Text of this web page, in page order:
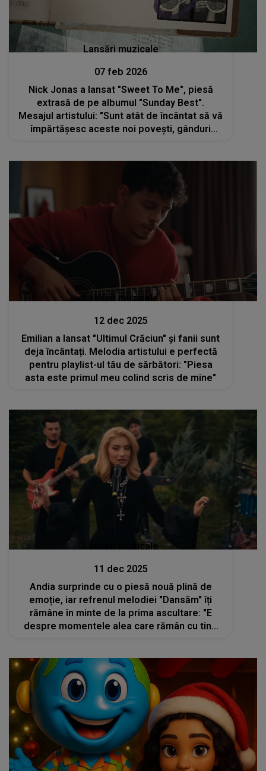
Lansări muzicale
07 feb 2026
Nick Jonas a lansat "Sweet To Me", piesă
extrasă de pe albumul "Sunday Best".
Mesajul artistului: "Sunt atât de încântat să vă
împărtășesc aceste noi povești, gânduri
Lansări muzicale
12 dec 2025
Emilian a lansat "Ultimul Crăciun" și fanii sunt
deja încântați. Melodia artistului e perfectă
pentru playlist-ul tău de sărbători: "Piesa
asta este primul meu colind scris de mine"
Lansări muzicale
11 dec 2025
Andia surprinde cu o piesă nouă plină de
emoție, iar refrenul melodiei "Dansăm" îți
rămâne în minte de la prima ascultare: "E
despre momentele alea care rămân cu tine